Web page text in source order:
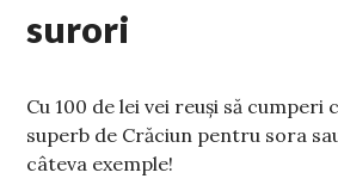
surori
Cu 100 de lei vei reuși să cumperi
superb de Crăciun pentru sora
câteva exemple!